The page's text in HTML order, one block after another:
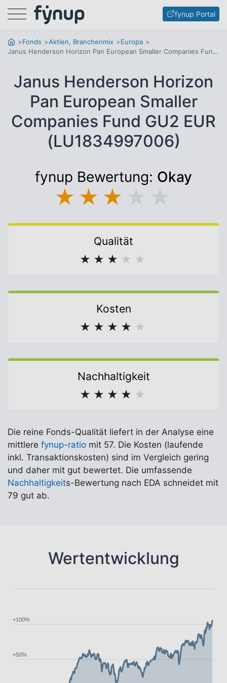
Menu fynup Portal
Fonds Aktien, Branchenmix
Europa
Janus Henderson Horizon Pan European Smaller Companies Fund GU2 EUR
Janus Henderson Horizon
Pan European Smaller
Companies Fund GU2 EUR
(LU1834997006)
fynup Bewertung: Okay
★ ★ ★
Qualität
★ ★ ★ ★ ★
Kosten
★ ★ ★ ★ ★
Nachhaltigkeit
★ ★ ★ ★ ★
Die reine Fonds-Qualität liefert in der Analyse eine
mittlere fynup-ratio mit 57. Die Kosten (laufende
inkl. Transaktionskosten) sind im Vergleich gering
und daher mit gut bewertet. Die umfassende
Nachhaltigkeits-Bewertung nach EDA schneidet mit
79 gut ab.
Wertentwicklung
+50%
+100%